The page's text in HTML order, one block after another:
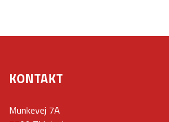
KONTAKT
Munkevej 7A